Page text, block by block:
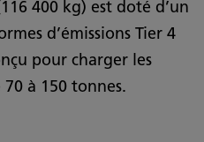
400 kg) est doté d’un
d’émissions Tier 4
pour charger les
à 150 tonnes.